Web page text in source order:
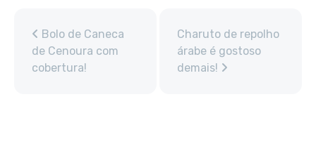
Bolo de Caneca
de Cenoura com
cobertura!
Charuto de repolho
árabe é gostoso
demais!